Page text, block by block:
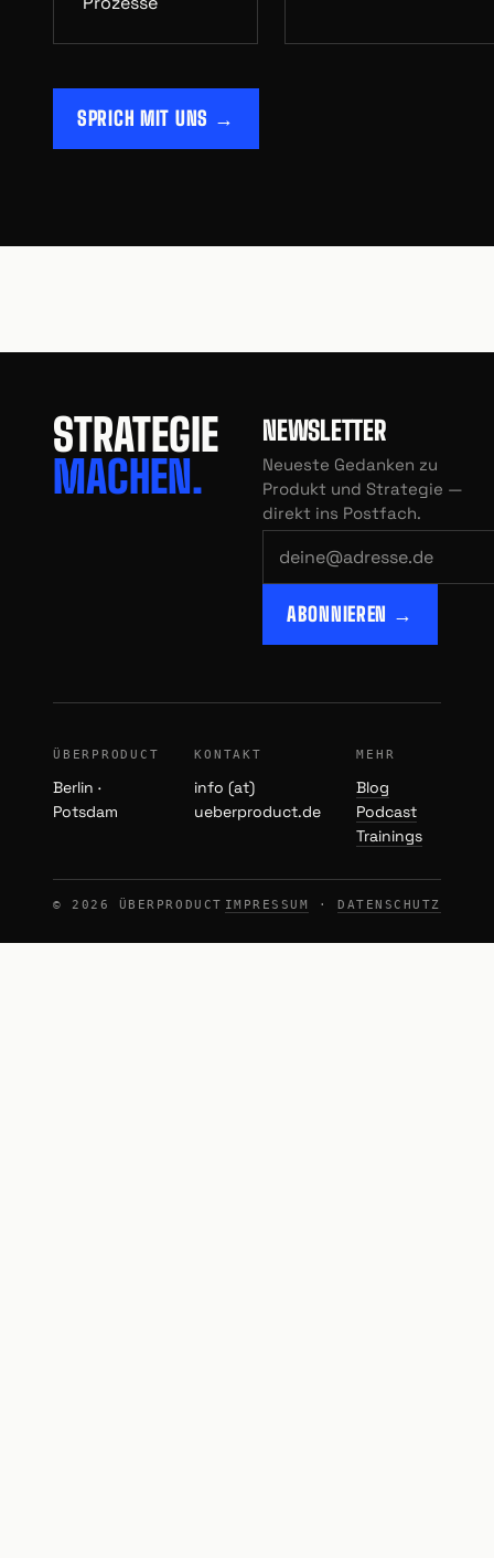
SPRICH MIT UNS →
STRATEGIE
MACHEN.
NEWSLETTER
Neueste Gedanken zu
Produkt und Strategie —
direkt ins Postfach.
ABONNIEREN →
ÜBERPRODUCT
Berlin ·
Potsdam
KONTAKT
info (at)
ueberproduct.de
MEHR
Blog
Podcast
Trainings
© 2026 ÜBERPRODUCT IMPRESSUM · DATENSCHUTZ